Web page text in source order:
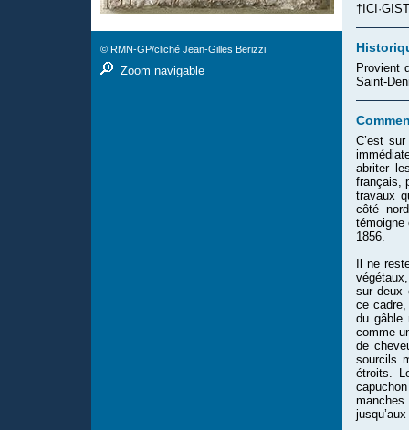
Provient
Saint-
C’est
abriter
français,
travaux
côté
témoigne
1856.
Il ne
sur deux
ce
du gâble
comme
de
sourcils
étroits.
manches
© RMN-GP/cliché Jean-Gilles Berizzi
Zoom navigable